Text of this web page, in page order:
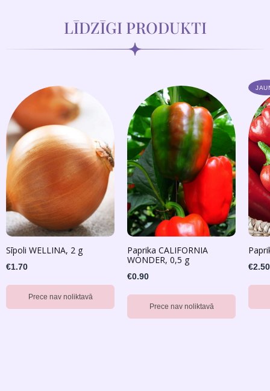
LĪDZĪGI PRODUKTI
Sīpoli WELLINA, 2 g
€1.70
Prece nav noliktavā
Paprika CALIFORNIA
WONDER, 0,5 g
€0.90
Prece nav noliktavā
€2.50